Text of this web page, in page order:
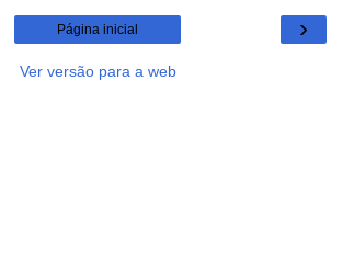
›
Página inicial
Ver versão para a web